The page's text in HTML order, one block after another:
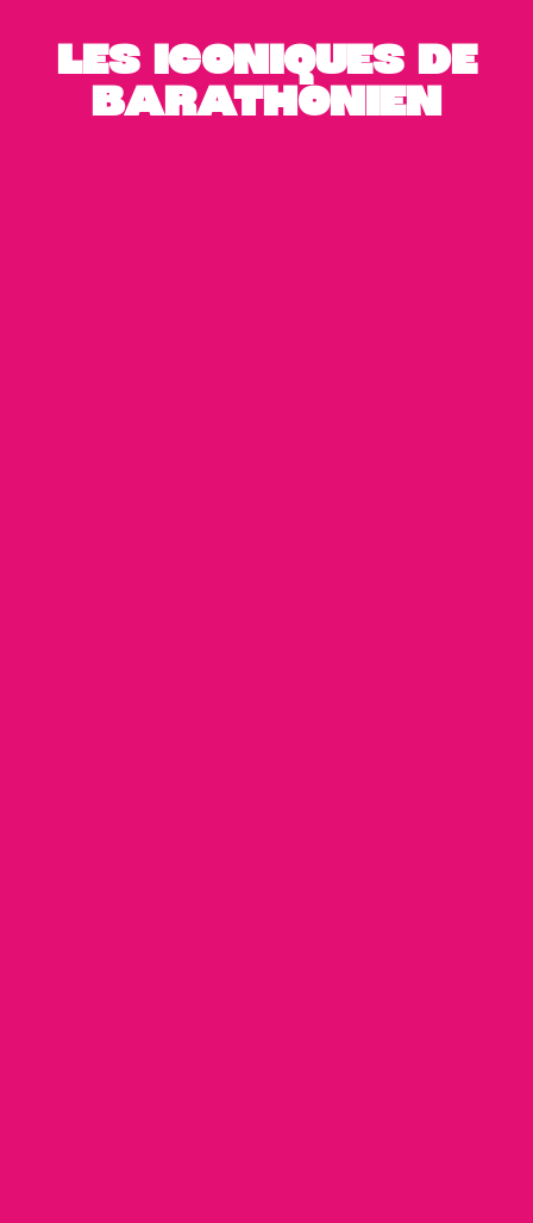
LES ICONIQUES DE
BARATHONIEN